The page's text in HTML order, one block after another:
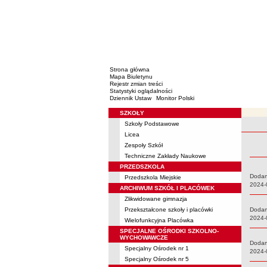
Strona główna
Mapa Biuletynu
Rejestr zmian treści
Statystyki oglądalności
Dziennik Ustaw
Monitor Polski
Menu
SZKOŁY
Szkoły Podstawowe
Licea
Zespoły Szkół
Techniczne Zakłady Naukowe
PRZEDSZKOLA
Przedszkola Miejskie
ARCHIWUM SZKÓŁ I PLACÓWEK
Zlikwidowane gimnazja
Przekształcone szkoły i placówki
Wielofunkcyjna Placówka
SPECJALNE OŚRODKI SZKOLNO-
WYCHOWAWCZE
Specjalny Ośrodek nr 1
Specjalny Ośrodek nr 5
Data:
2024-
Data:
2024-
Data: